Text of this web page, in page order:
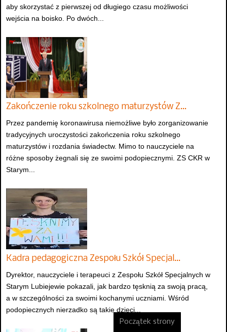
aby skorzystać z pierwszej od długiego czasu możliwości
wejścia na boisko. Po dwóch...
Zakończenie roku szkolnego maturzystów Z…
Przez pandemię koronawirusa niemożliwe było zorganizowanie
tradycyjnych uroczystości zakończenia roku szkolnego
maturzystów i rozdania świadectw. Mimo to nauczyciele na
różne sposoby żegnali się ze swoimi podopiecznymi. ZS CKR w
Starym...
Kadra pedagogiczna Zespołu Szkół Specjal…
Dyrektor, nauczyciele i terapeuci z Zespołu Szkół Specjalnych w
Starym Lubiejewie pokazali, jak bardzo tęsknią za swoją pracą,
a w szczególności za swoimi kochanymi uczniami. Wśród
podopiecznych nierzadko są takie dzieci...
Początek strony